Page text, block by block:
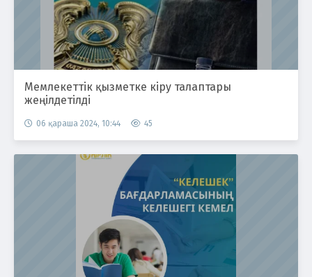
Мемлекеттік қызметке кіру талаптары
жеңілдетілді
06 қараша 2024, 10:44 45